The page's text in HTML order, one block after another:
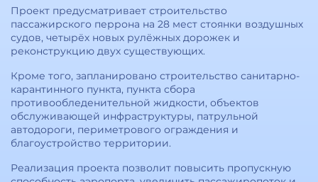
Проект предусматривает строительство
пассажирского перрона на 28 мест стоянки воздушных
судов, четырёх новых рулёжных дорожек и
реконструкцию двух существующих.
Кроме того, запланировано строительство санитарно-
карантинного пункта, пункта сбора
противообледенительной жидкости, объектов
обслуживающей инфраструктуры, патрульной
автодороги, периметрового ограждения и
благоустройство территории.
Реализация проекта позволит повысить пропускную